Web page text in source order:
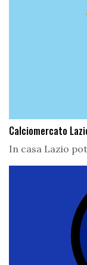
Calciomercato
In casa Lazio